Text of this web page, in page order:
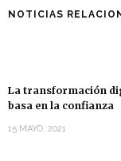
NOTICIAS
La transformación
basa en la confianza
15 MAYO, 2021